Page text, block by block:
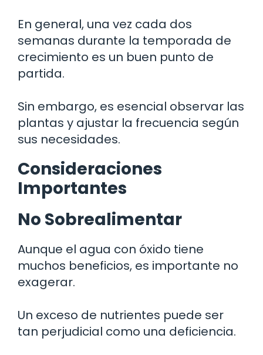
En general, una vez cada dos
semanas durante la temporada de
crecimiento es un buen punto de
partida.
Sin embargo, es esencial observar las
plantas y ajustar la frecuencia según
sus necesidades.
Consideraciones
Importantes
No Sobrealimentar
Aunque el agua con óxido tiene
muchos beneficios, es importante no
exagerar.
Un exceso de nutrientes puede ser
tan perjudicial como una deficiencia.